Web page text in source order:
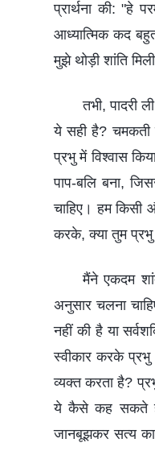
प्रार्थना की: "हे
आध्यात्मिक कद
मुझे थोड़ी शांति
तभी, पादरी
ये सही है? चमकती
प्रभु में विश्वास
पाप-बलि बना,
चाहिए। हम किसी
करके, क्या तुम प्रभु
मैंने एकदम
अनुसार चलना
नहीं की है या
स्वीकार करके
व्यक्त करता है?
ये कैसे कह सकते हैं
जानबूझकर सत्य का